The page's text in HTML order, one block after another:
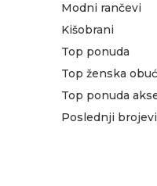
Modni rančevi
Kišobrani
Top ponuda
Top ženska
Top ponuda
Poslednji